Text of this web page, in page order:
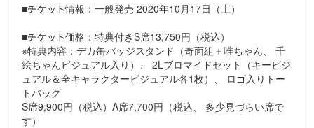
■
情報：一般発売 2020年10月17日（土）
■
価格：特典付きS席13,750円（税込）
※特典内容：デカ缶バッジスタンド（奇面組＋唯ちゃん、 千
絵ちゃんビジュアル入り）、 2Lブロマイドセット（キービジ
ュアル＆全キャラクタービジュアル各1枚）、 ロゴ入りトー
トバッグ
S席9,900円（税込）A席7,700円（税込、 多少見づらい席で
す）